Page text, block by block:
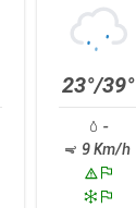
23°/39°
-
9 Km/h